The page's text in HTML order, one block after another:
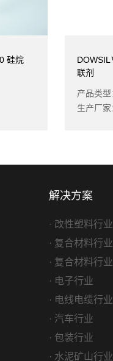
硅烷
联剂
产品类型
生产厂家
解决方案
· 改性塑料行业
· 复合材料行业
· 复合材料行业
· 电子行业
· 电线电缆行业
· 汽车行业
· 包装行业
· 水泥矿山行业